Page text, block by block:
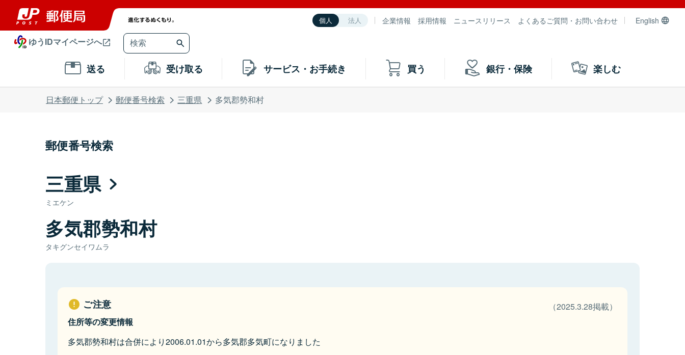
個人 法人 企業情報 採用情報 ニュースリリース よくあるご質問・お問い合わせ English
ゆうIDマイページへ
送る 受け取る サービス・お手続き 買う 銀行・保険 楽しむ
日本郵便トップ 郵便番号検索 三重県 多気郡勢和村
郵便番号検索
三重県
ミエケン
多気郡勢和村
タキグンセイワムラ
ご注意
（2025.3.28掲載）
住所等の変更情報
多気郡勢和村は合併により2006.01.01から多気郡多気町になりました